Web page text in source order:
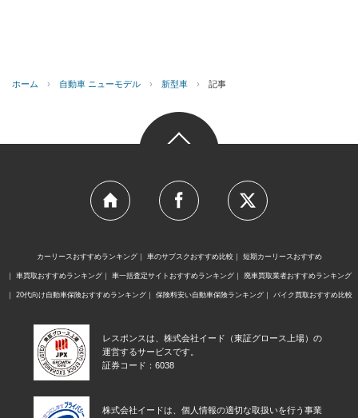
ホーム › 自動車 ニューモデル › 新型車 › 記事
カーリースおすすめランキング 車のサブスクおすすめ比較 短期カーリースおすすめ
車買取おすすめランキング 車一括査定サイトおすすめランキング 廃車買取業者おすすめランキング
20代向け自動車保険おすすめランキング 保険料安い自動車保険ランキング バイク買取おすすめ比較
レスポンスは、株式会社イード（東証グロース上場）の
運営するサービスです。
証券コード：6038
株式会社イードは、個人情報の適切な取扱いを行う事業